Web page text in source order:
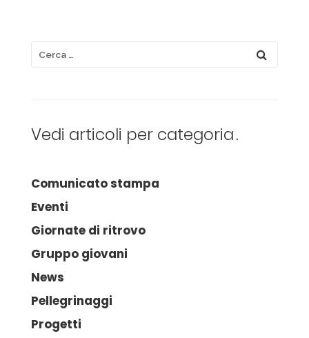
Vedi articoli per categoria
Comunicato stampa
Eventi
Giornate di ritrovo
Gruppo giovani
News
Pellegrinaggi
Progetti